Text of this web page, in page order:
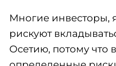
Многие инвесторы,
рискуют
Осетию, потому что